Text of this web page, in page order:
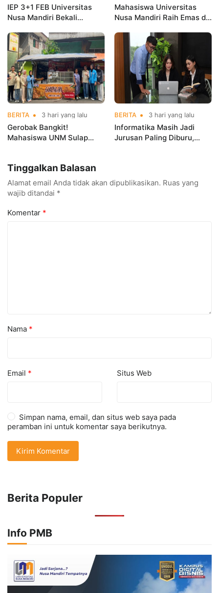
IEP 3+1 FEB Universitas
Nusa Mandiri Bekali
Kerja Sebelum Lulus
Mahasiswa Universitas
Nusa Mandiri Raih Emas di
Indonesia Open
Championships 2026
BERITA 3 hari yang lalu
Gerobak Bangkit!
Mahasiswa UNM Sulap
BERITA 3 hari yang lalu
Informatika Masih Jadi
Jurusan Paling Diburu,
Tinggalkan Balasan
Alamat email Anda tidak akan dipublikasikan. Ruas yang
wajib ditandai *
Komentar *
Nama *
Email * Situs Web
Simpan nama, email, dan situs web saya pada
peramban ini untuk komentar saya berikutnya.
Berita Populer
Info PMB